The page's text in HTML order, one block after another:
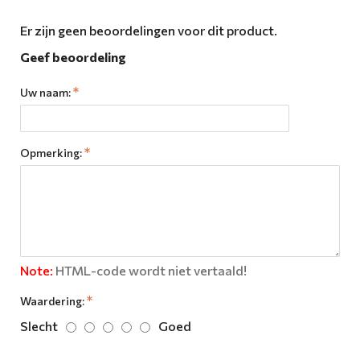
Er zijn geen beoordelingen voor dit product.
Geef beoordeling
Uw naam:
Opmerking:
Note: HTML-code wordt niet vertaald!
Waardering:
Slecht Goed